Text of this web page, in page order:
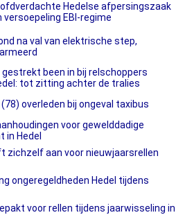
Hedelse afpersingszaak
EBI-regime
na val van elektrische step,
been in bij relschoppers
tot zitting achter de tralies
(78) overleden bij ongeval taxibus
voor gewelddadige
in Hedel
zichzelf aan voor nieuwjaarsrellen
ongeregeldheden Hedel tijdens
voor rellen tijdens jaarwisseling in